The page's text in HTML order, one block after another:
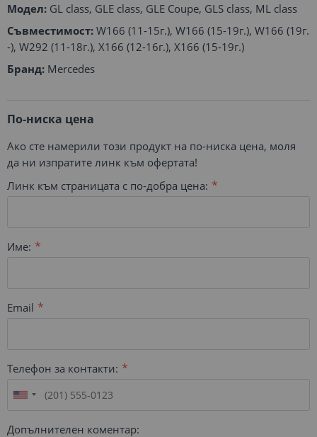
Модел: GL class, GLE class, GLE Coupe, GLS class, ML class
Съвместимост: W166 (11-15г.), W166 (15-19г.), W166 (19г.
-), W292 (11-18г.), X166 (12-16г.), X166 (15-19г.)
Бранд: Mercedes
По-ниска цена
Ако сте намерили този продукт на по-ниска цена, моля
да ни изпратите линк към офертата!
Линк към страницата с по-добра цена:
Име:
Email
Телефон за контакти:
Допълнителен коментар: